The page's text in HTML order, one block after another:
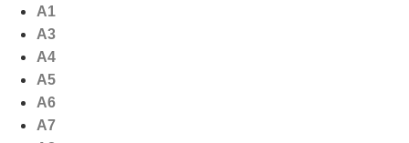
naar
inhoud
A1
A3
A4
A5
A6
A7